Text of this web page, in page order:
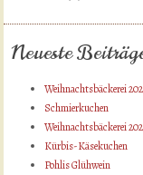
Neueste
Weihnachtsbäckerei
Schmierkuchen
Weihnachtsbäckerei
Kürbis-Käsekuchen
Pohlis Glühwein